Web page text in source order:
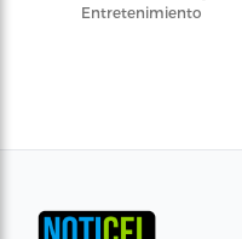
Entretenimiento